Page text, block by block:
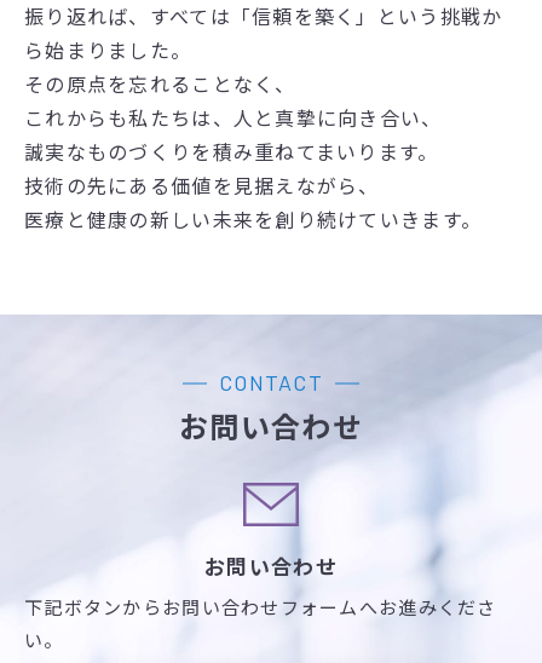
振り返れば、すべては「信頼を築く」という挑戦か
ら始まりました。
その原点を忘れることなく、
これからも私たちは、人と真摯に向き合い、
誠実なものづくりを積み重ねてまいります。
技術の先にある価値を見据えながら、
医療と健康の新しい未来を創り続けていきます。
CONTACT
お問い合わせ
お問い合わせ
下記ボタンからお問い合わせフォームへお進みくださ
い。